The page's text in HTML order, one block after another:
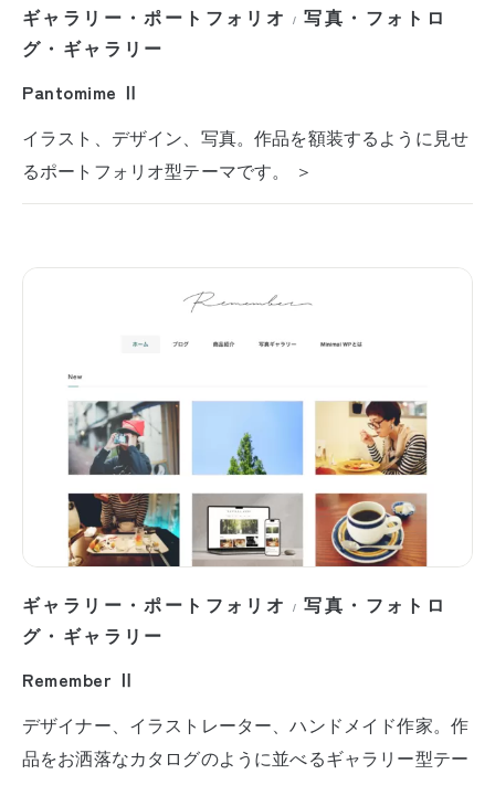
ギャラリー・ポートフォリオ /写真・フォトロ
グ・ギャラリー
Pantomime Ⅱ
イラスト、デザイン、写真。作品を額装するように見せ
るポートフォリオ型テーマです。 ＞
ギャラリー・ポートフォリオ /写真・フォトロ
グ・ギャラリー
Remember Ⅱ
デザイナー、イラストレーター、ハンドメイド作家。作
品をお洒落なカタログのように並べるギャラリー型テー